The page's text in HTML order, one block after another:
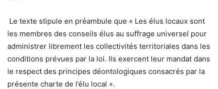
Le texte stipule en préambule que « Les élus locaux sont
les membres des conseils élus au suffrage universel pour
administrer librement les collectivités territoriales dans les
conditions prévues par la loi. Ils exercent leur mandat dans
le respect des principes déontologiques consacrés par la
présente charte de l’élu local ».